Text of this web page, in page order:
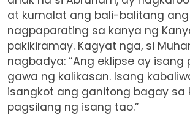
at kumalat ang bali-balitang ang
nagpaparating sa kanya ng
pakikiramay. Kagyat nga, si
nagbadya: “Ang eklipse ay isang
gawa ng kalikasan. Isang
isangkot ang ganitong bagay sa
pagsilang ng isang tao.”